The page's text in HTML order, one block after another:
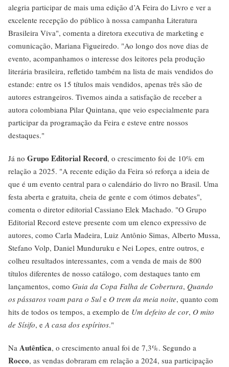
alegria participar de mais uma edição d’A Feira do Livro e ver a
excelente recepção do público à nossa campanha Literatura
Brasileira Viva", comenta a diretora executiva de marketing e
comunicação, Mariana Figueiredo. "Ao longo dos nove dias de
evento, acompanhamos o interesse dos leitores pela produção
literária brasileira, refletido também na lista de mais vendidos do
estande: entre os 15 títulos mais vendidos, apenas três são de
autores estrangeiros. Tivemos ainda a satisfação de receber a
autora colombiana Pilar Quintana, que veio especialmente para
participar da programação da Feira e esteve entre nossos
destaques."
Já no Grupo Editorial Record, o crescimento foi de 10% em
relação a 2025. "A recente edição da Feira só reforça a ideia de
que é um evento central para o calendário do livro no Brasil. Uma
festa aberta e gratuita, cheia de gente e com ótimos debates",
comenta o diretor editorial Cassiano Elek Machado. "O Grupo
Editorial Record esteve presente com um elenco expressivo de
autores, como Carla Madeira, Luiz Antônio Simas, Alberto Mussa,
Stefano Volp, Daniel Munduruku e Nei Lopes, entre outros, e
colheu resultados interessantes, com a venda de mais de 800
títulos diferentes de nosso catálogo, com destaques tanto em
lançamentos, como Guia da Copa Falha de Cobertura, Quando
os pássaros voam para o Sul e O trem da meia noite, quanto com
hits de todos os tempos, a exemplo de Um defeito de cor, O mito
de Sísifo, eA casa dos espíritos."
Na Autêntica, o crescimento anual foi de 7,3%. Segundo a
Rocco, as vendas dobraram em relação a 2024, sua participação